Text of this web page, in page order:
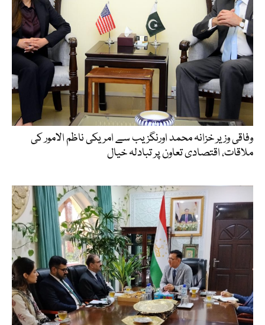
وفاقی وزیر خزانہ محمد اورنگزیب سے امریکی ناظم الامور کی
ملاقات، اقتصادی تعاون پر تبادلہ خیال